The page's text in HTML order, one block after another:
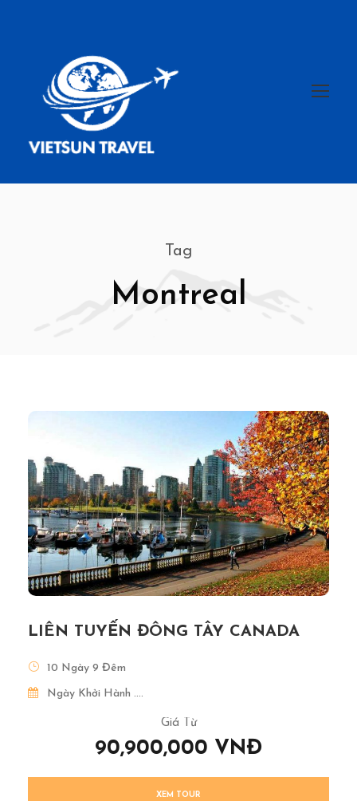
Tag
Montreal
LIÊN TUYẾN ĐÔNG TÂY CANADA
10 Ngày 9 Đêm
Ngày Khởi Hành ....
Giá Từ
90,900,000 VNĐ
XEM TOUR